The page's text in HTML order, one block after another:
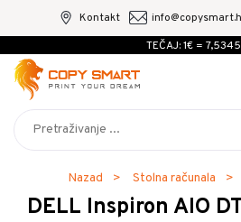
TEČAJ: 1€ =
Kontakt
Nazad Stolna računala
DELL Inspiron AIO